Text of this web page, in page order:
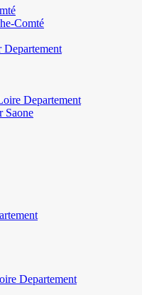
Comté
Departement
Departement
Saone
Departement